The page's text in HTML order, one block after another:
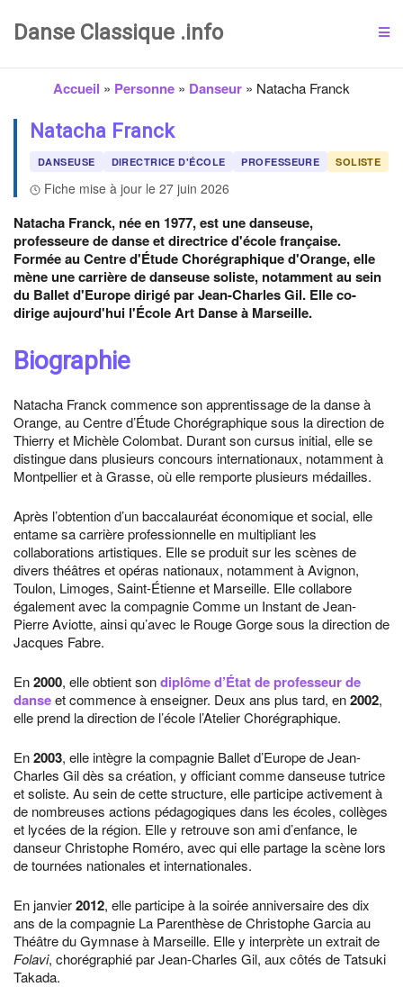
Danse Classique .info
Accueil » Personne » Danseur » Natacha Franck
Natacha Franck
DANSEUSE DIRECTRICE D'ÉCOLE PROFESSEURE SOLISTE
Fiche mise à jour le 27 juin 2026
Natacha Franck, née en 1977, est une danseuse,
professeure de danse et directrice d'école française.
Formée au Centre d'Étude Chorégraphique d'Orange, elle
mène une carrière de danseuse soliste, notamment au sein
du Ballet d'Europe dirigé par Jean-Charles Gil. Elle co-
dirige aujourd'hui l'École Art Danse à Marseille.
Biographie
Natacha Franck commence son apprentissage de la danse à
Orange, au Centre d’Étude Chorégraphique sous la direction de
Thierry et Michèle Colombat. Durant son cursus initial, elle se
distingue dans plusieurs concours internationaux, notamment à
Montpellier et à Grasse, où elle remporte plusieurs médailles.
Après l’obtention d’un baccalauréat économique et social, elle
entame sa carrière professionnelle en multipliant les
collaborations artistiques. Elle se produit sur les scènes de
divers théâtres et opéras nationaux, notamment à Avignon,
Toulon, Limoges, Saint-Étienne et Marseille. Elle collabore
également avec la compagnie Comme un Instant de Jean-
Pierre Aviotte, ainsi qu’avec le Rouge Gorge sous la direction de
Jacques Fabre.
En2000, elle obtient sondiplôme d’État de professeur de
danseet commence à enseigner. Deux ans plus tard, en2002,
elle prend la direction de l’école l’Atelier Chorégraphique.
En2003, elle intègre la compagnie Ballet d’Europe de Jean-
Charles Gil dès sa création, y officiant comme danseuse tutrice
et soliste. Au sein de cette structure, elle participe activement à
de nombreuses actions pédagogiques dans les écoles, collèges
et lycées de la région. Elle y retrouve son ami d’enfance, le
danseur Christophe Roméro, avec qui elle partage la scène lors
de tournées nationales et internationales.
En janvier2012, elle participe à la soirée anniversaire des dix
ans de la compagnie La Parenthèse de Christophe Garcia au
Théâtre du Gymnase à Marseille. Elle y interprète un extrait de
Folavi, chorégraphié par Jean-Charles Gil, aux côtés de Tatsuki
Takada.